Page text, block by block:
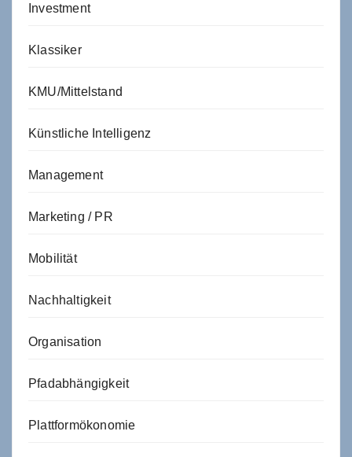
Investment
Klassiker
KMU/Mittelstand
Künstliche Intelligenz
Management
Marketing / PR
Mobilität
Nachhaltigkeit
Organisation
Pfadabhängigkeit
Plattformökonomie